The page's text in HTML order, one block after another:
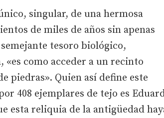
singular, de una hermosa
de miles de años sin apenas
tesoro biológico,
«es como acceder a un recinto
piedras». Quien así define este
408 ejemplares de tejo es
esta reliquia de la antigüedad